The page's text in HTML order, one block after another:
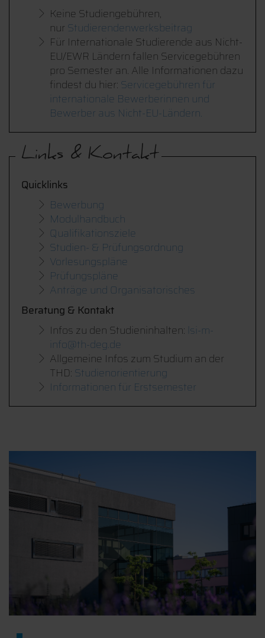
Keine Studiengebühren,
nur Studierendenwerksbeitrag
Für Internationale Studierende aus Nicht-
EU/EWR Ländern fallen Servicegebühren
pro Semester an. Alle Informationen dazu
findest du hier: Servicegebühren für
internationale Bewerberinnen und
Bewerber aus Nicht-EU-Ländern.
Links & Kontakt
Quicklinks
Bewerbung
Modulhandbuch
Qualifikationsziele
Studien- & Prüfungsordnung
Vorlesungspläne
Prüfungspläne
Anträge und Organisatorisches
Beratung & Kontakt
Infos zu den Studieninhalten: lsi-m-
info@th-deg.de
Allgemeine Infos zum Studium an der
THD: Studienorientierung
Informationen für Erstsemester